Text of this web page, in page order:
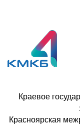
Краевое
Красноярская